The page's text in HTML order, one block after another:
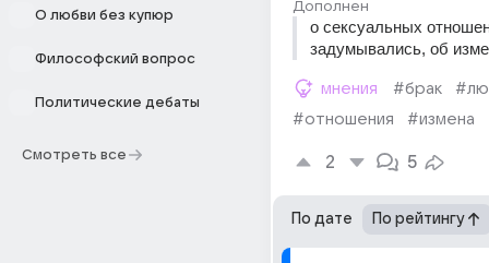
О любви без купюр
Философский вопрос
Политические дебаты
Смотреть все
Дополнен
о сексуальных
задумывались, об
мнения #брак
#отношения
#измена
2 5
По дате По рейтингу